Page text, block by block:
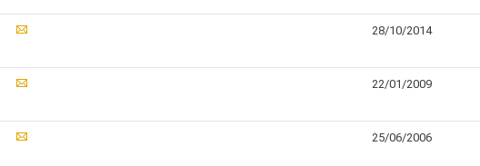
28/10/2014
22/01/2009
25/06/2006